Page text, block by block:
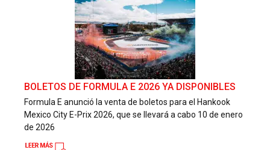
BOLETOS DE FORMULA E 2026 YA DISPONIBLES
Formula E anunció la venta de boletos para el Hankook
Mexico City E-Prix 2026, que se llevará a cabo 10 de enero
de 2026